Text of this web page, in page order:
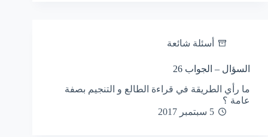
أسئلة شائعة
السؤال – الجواب 26
ما رأي الطريقة في قراءة الطالع و التنجيم بصفة
عامة ؟
5 سبتمبر 2017